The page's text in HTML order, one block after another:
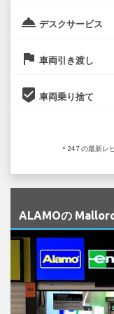
room_service デスクサービス
flag 車両引き渡し
beenhere 車両乗り捨て
* 247 の最新レ
ALAMOの